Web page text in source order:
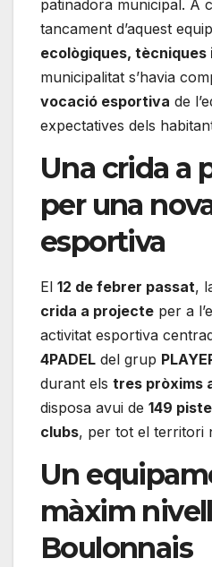
patinadora municipal. A
tancament d’aquest
ecològiques, tècniques
municipalitat s’havia
vocació esportiva de
expectatives dels
Una crida a
per una
esportiva
El 12 de febrer passat,
crida a projecte per a
activitat esportiva
4PADEL del grup
durant els tres pròxims
disposa avui de 149
clubs, per tot el territori
Un
màxim
Boulonnais